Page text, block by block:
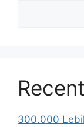
300.000